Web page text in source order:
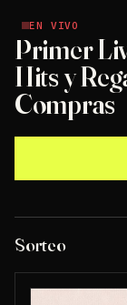
EN VIVO
EN VIVO
Primer
Hits y
Compras
Sorteo